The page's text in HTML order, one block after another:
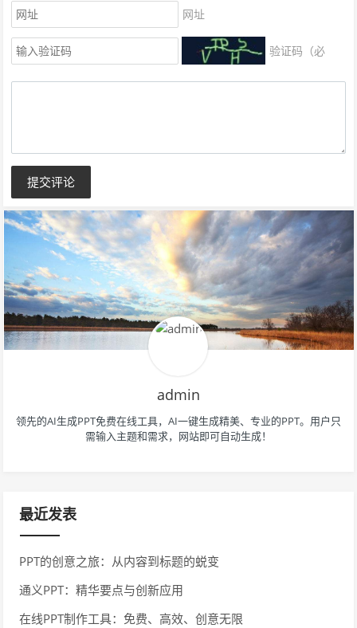
网址
验证码（必
填）
提交评论
admin
领先的AI生成PPT免费在线工具，AI一键生成精美、专业的PPT。用户只
需输入主题和需求，网站即可自动生成！
最近发表
PPT的创意之旅：从内容到标题的蜕变
通义PPT：精华要点与创新应用
在线PPT制作工具：免费、高效、创意无限